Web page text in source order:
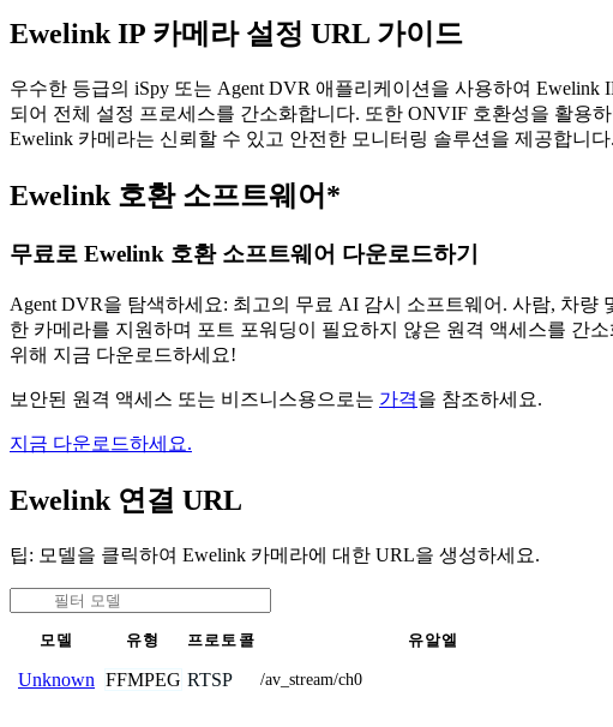
Ewelink IP 카메라 설정 URL 가이드
우수한 등급의 iSpy 또는 Agent DVR 애플리케이션을 사용하여
되어 전체 설정 프로세스를 간소화합니다. 또한 ONVIF 호환성을 활용
Ewelink 카메라는 신뢰할 수 있고 안전한 모니터링 솔루션을 제공합니다.
Ewelink 호환 소프트웨어*
무료로 Ewelink 호환 소프트웨어 다운로드하기
Agent DVR을 탐색하세요: 최고의 무료 AI 감시 소프트웨어. 사람, 차
한 카메라를 지원하며 포트 포워딩이 필요하지 않은 원격 액세스를 간
위해 지금 다운로드하세요!
보안된 원격 액세스 또는 비즈니스용으로는 가격을 참조하세요.
지금 다운로드하세요.
Ewelink 연결 URL
팁: 모델을 클릭하여 Ewelink 카메라에 대한 URL을 생성하세요.
모델 유형 프로토콜 유알엘
Unknown FFMPEG RTSP /av_stream/ch0